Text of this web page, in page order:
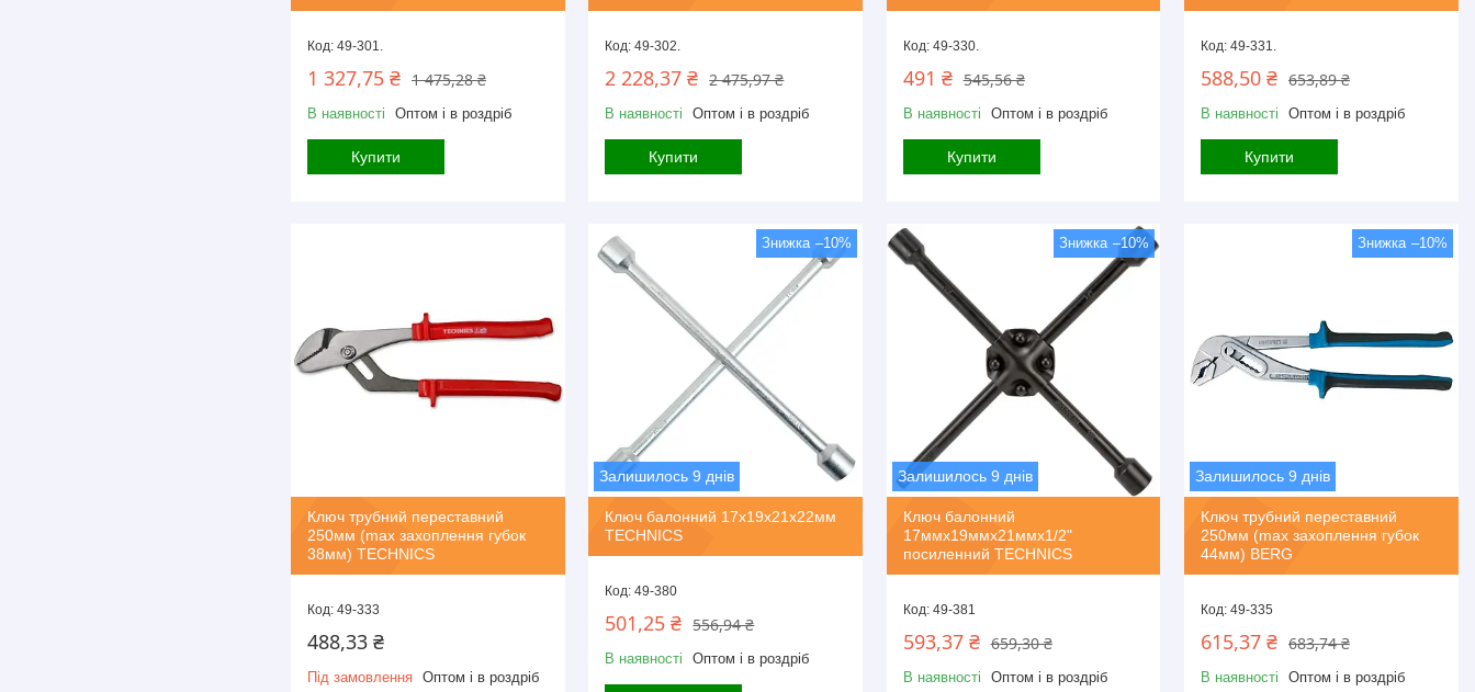
49-301.
1 475,28 ₴
1 327,75 ₴
В наявності Оптом і в роздріб
Купити
49-302.
2 475,97 ₴
2 228,37 ₴
В наявності Оптом і в роздріб
Купити
49-330.
545,56 ₴
491 ₴
В наявності Оптом і в роздріб
Купити
49-331.
653,89 ₴
588,50 ₴
В наявності Оптом і в роздріб
Купити
Ключ трубний переставний
250мм (max захоплення губок
38мм) TECHNICS
49-333
488,33 ₴
Під замовлення Оптом і в роздріб
–10%
Залишилось 9 днів
Ключ балонний 17х19х21х22мм
TECHNICS
49-380
556,94 ₴
501,25 ₴
В наявності Оптом і в роздріб
–10%
Залишилось 9 днів
Ключ балонний
17ммх19ммх21ммx1/2"
посиленний TECHNICS
49-381
659,30 ₴
593,37 ₴
В наявності Оптом і в роздріб
–10%
Залишилось 9 днів
Ключ трубний переставний
250мм (max захоплення губок
44мм) BERG
49-335
683,74 ₴
615,37 ₴
В наявності Оптом і в роздріб